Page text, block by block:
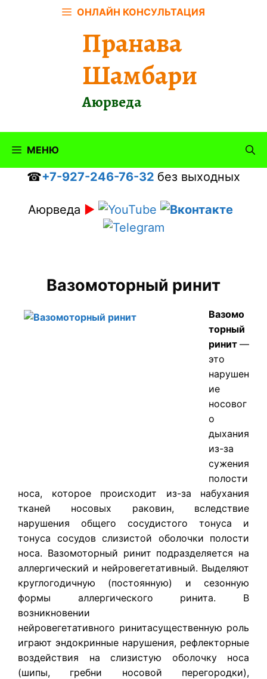
ОНЛАЙН КОНСУЛЬТАЦИЯ
Пранава
Шамбари
Аюрведа
МЕНЮ
☎+7-927-246-76-32 без выходных
Аюрведа ►
Вазомоторный ринит
Вазомо
торный
ринит —
это
нарушен
ие
носовог
о
дыхания
из-за
сужения
полости
носа, которое происходит из-за набухания
тканей носовых раковин, вследствие
нарушения общего сосудистого тонуса и
тонуса сосудов слизистой оболочки полости
носа. Вазомоторный ринит подразделяется на
аллергический и нейровегетативный. Выделяют
круглогодичную (постоянную) и сезонную
формы аллергического ринита. В
возникновении
нейровегетативного ринитасущественную роль
играют эндокринные нарушения, рефлекторные
воздействия на слизистую оболочку носа
(шипы, гребни носовой перегородки),